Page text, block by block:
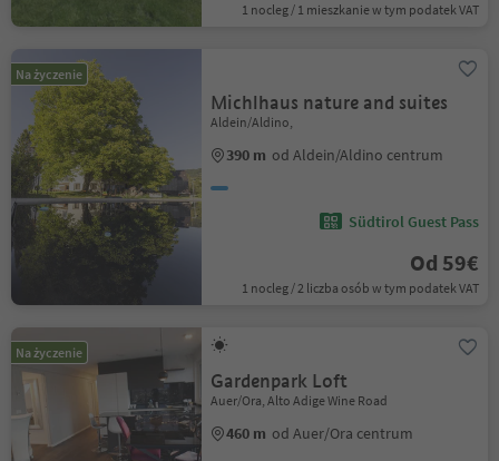
1 nocleg / 1 mieszkanie w tym podatek VAT
Na życzenie
Michlhaus nature and suites
Aldein/Aldino,
390 m od Aldein/Aldino centrum
Südtirol Guest Pass
Od 59€
1 nocleg / 2 liczba osób w tym podatek VAT
Na życzenie
Gardenpark Loft
Auer/Ora, Alto Adige Wine Road
460 m od Auer/Ora centrum